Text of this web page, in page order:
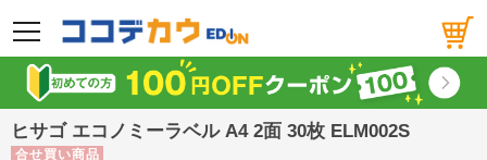
メニュー
ヒサゴ エコノミーラベル A4 2面 30枚 ELM002S
合せ買い商品